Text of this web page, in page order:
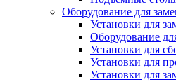
Оборудование для
Установки для
Оборудование
Установки для
Установки для
Установки для